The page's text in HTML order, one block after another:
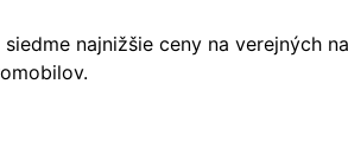
najnižšie ceny na verejných